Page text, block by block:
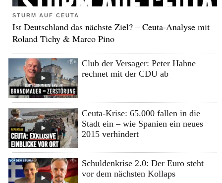
STURM AUF CEUTA
Ist Deutschland das nächste Ziel? – Ceuta-Analyse mit
Roland Tichy & Marco Pino
Club der Versager: Peter Hahne
rechnet mit der CDU ab
Ceuta-Krise: 65.000 fallen in die
Stadt ein – wie Spanien ein neues
2015 verhindert
Schuldenkrise 2.0: Der Euro steht
vor dem nächsten Kollaps